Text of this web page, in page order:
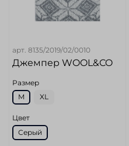
арт. 8135/2019/02/0010
Джемпер WOOL&CO
Размер
M
XL
Цвет
Серый